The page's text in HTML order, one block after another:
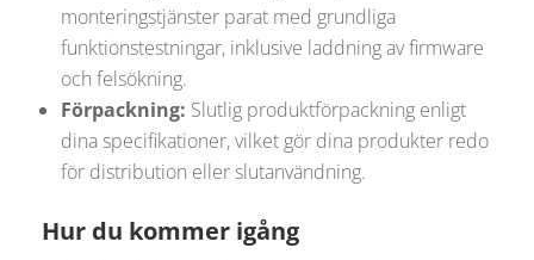
monteringstjänster parat med grundliga
funktionstestningar, inklusive laddning av firmware
och felsökning.
Förpackning: Slutlig produktförpackning enligt
dina specifikationer, vilket gör dina produkter redo
för distribution eller slutanvändning.
Hur du kommer igång